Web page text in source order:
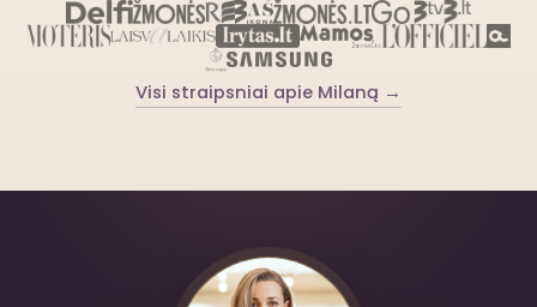
Visi straipsniai apie Milaną →